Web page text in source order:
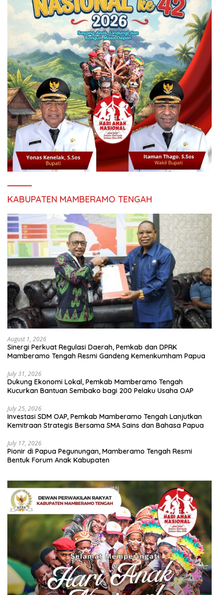
KABUPATEN MAMBERAMO TENGAH
August 1, 2026
Sinergi Perkuat Regulasi Daerah, Pemkab dan DPRK
Mamberamo Tengah Resmi Gandeng Kemenkumham Papua
July 31, 2026
Dukung Ekonomi Lokal, Pemkab Mamberamo Tengah
Kucurkan Bantuan Sembako bagi 200 Pelaku Usaha OAP
July 25, 2026
Investasi SDM OAP, Pemkab Mamberamo Tengah Lanjutkan
Kemitraan Strategis Bersama SMA Sains dan Bahasa Papua
July 17, 2026
Pionir di Papua Pegunungan, Mamberamo Tengah Resmi
Bentuk Forum Anak Kabupaten